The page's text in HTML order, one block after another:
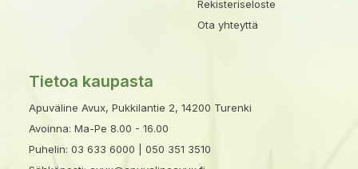
Rekisteriseloste
Ota yhteyttä
Tietoa kaupasta
Apuväline Avux, Pukkilantie 2, 14200 Turenki
Avoinna: Ma-Pe 8.00 - 16.00
Puhelin: 03 633 6000
050 351 3510